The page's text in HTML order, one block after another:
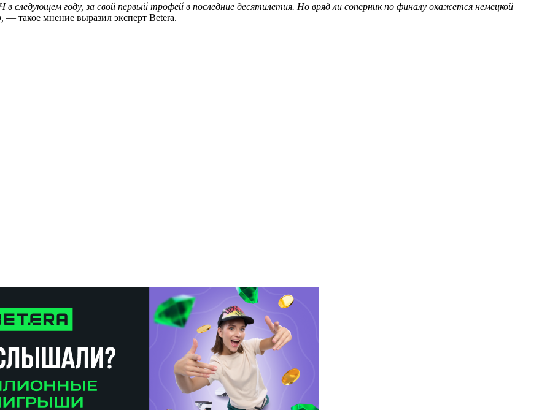
следующем году, за свой первый трофей в последние десятилетия. Но вряд ли соперник по финалу окажется немецкой
— такое мнение выразил эксперт Betera.